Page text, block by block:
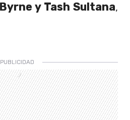
y Tash Sultana,